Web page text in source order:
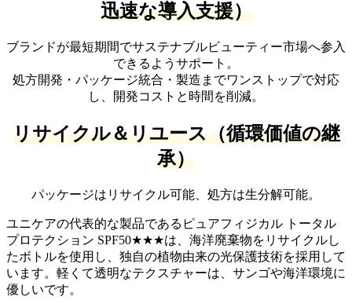
迅速な導入支援）
ブランドが最短期間でサステナブルビューティー市場へ参入
できるようサポート。
処方開発 ・パッケージ統合・製造までワンストップで対応
し、開発コストと時間を削減。
リサイクル＆リユース（循環価値の継
承）
パッケージはリサイクル可能、処方は生分解可能。
ユニケアの代表的な製品であるピュアフィジカル トータル
プロテクション SPF50★★★は、海洋廃棄物をリサイクルし
たボトルを使用し、独自の植物由来の光保護技術を採用して
います。軽くて透明なテクスチャーは、サンゴや海洋環境に
優しいです。